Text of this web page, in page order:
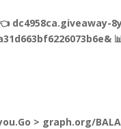
dc4958ca.giveaway-
> graph.org/